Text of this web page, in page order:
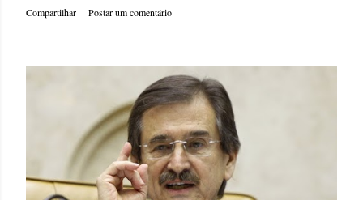
Compartilhar Postar um comentário